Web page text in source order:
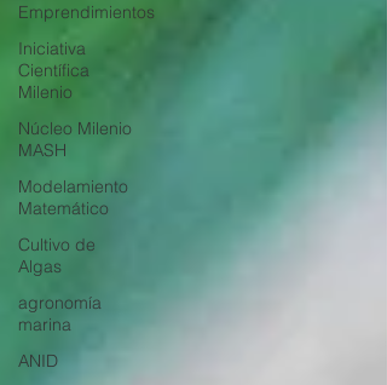
Emprendimientos
Iniciativa
Científica
Milenio
Núcleo Milenio
MASH
Modelamiento
Matemático
Cultivo de
Algas
agronomía
marina
ANID